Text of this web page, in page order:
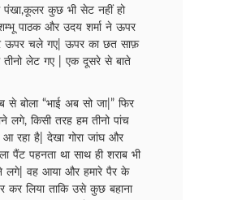
पंखा,कूलर कुछ भी सेट नहीं हो
पाठक और उदय शर्मा ने ऊपर
ऊपर चले गए| ऊपर का छत साफ़
तीनो लेट गए | एक दूसरे से बाते
बोला “भाई अब सो जा|” फिर
लगे, किसी तरह हम तीनो पांच
रहा है| देखा गोरा जांघ और
पैंट पहनता था साथ ही शराब भी
लगे| वह आया और हमारे पैर के
लिया ताकि उसे कुछ बहाना